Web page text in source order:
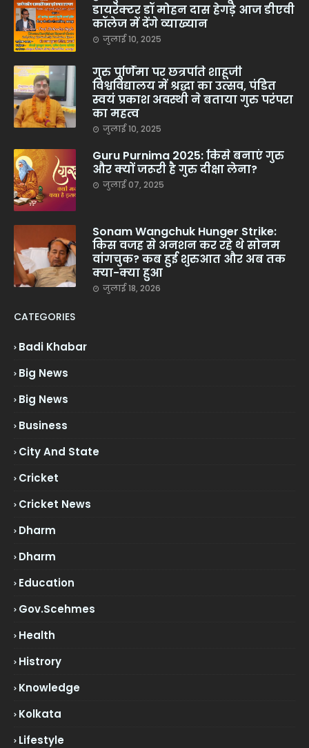
डायरेक्टर डॉ मोहन दास हेगड़े आज डीएवी
कॉलेज में देंगे व्याख्यान
जुलाई 10, 2025
गुरु पूर्णिमा पर छत्रपति शाहूजी
विश्वविद्यालय में श्रद्धा का उत्सव, पंडित
स्वयं प्रकाश अवस्थी ने बताया गुरु परंपरा
का महत्व
जुलाई 10, 2025
Guru Purnima 2025: किसे बनाएं गुरु
और क्यों जरूरी है गुरु दीक्षा लेना?
जुलाई 07, 2025
Sonam Wangchuk Hunger Strike:
किस वजह से अनशन कर रहे थे सोनम
वांगचुक? कब हुई शुरुआत और अब तक
क्या-क्या हुआ
जुलाई 18, 2026
CATEGORIES
Badi Khabar
Big News
Big News
Business
City And State
Cricket
Cricket News
Dharm
Dharm
Education
Gov.scehmes
Health
Histrory
Knowledge
Kolkata
Lifestyle